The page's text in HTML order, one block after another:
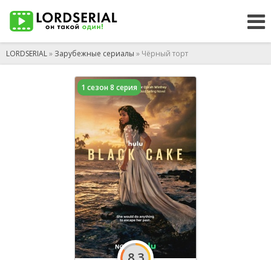
LORDSERIAL» Зарубежные сериалы » Чёрный торт
1 сезон 8 серия